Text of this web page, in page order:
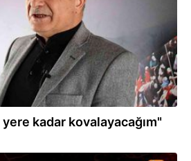
yere kadar kovalayacağım"